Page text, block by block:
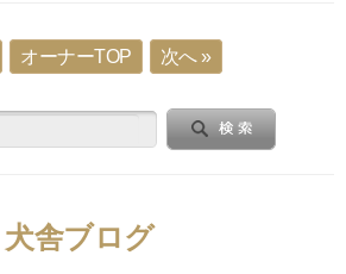
オーナーTOP 次へ »
犬舎ブログ